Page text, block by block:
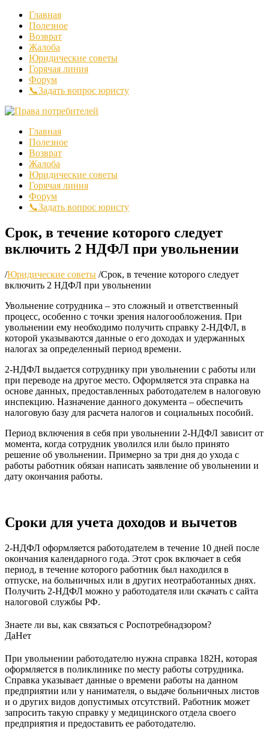
Главная
Полезное
Возврат
Жалоба
Юридические советы
Горячая линия
Форум
📞Задать вопрос юристу
Главная
Полезное
Возврат
Жалоба
Юридические советы
Горячая линия
Форум
📞Задать вопрос юристу
Срок, в течение которого следует
включить 2 НДФЛ при увольнении
/Юридические советы /Срок, в течение которого следует
включить 2 НДФЛ при увольнении
Увольнение сотрудника – это сложный и ответственный
процесс, особенно с точки зрения налогообложения. При
увольнении ему необходимо получить справку 2-НДФЛ, в
которой указываются данные о его доходах и удержанных
налогах за определенный период времени.
2-НДФЛ выдается сотруднику при увольнении с работы или
при переводе на другое место. Оформляется эта справка на
основе данных, предоставленных работодателем в налоговую
инспекцию. Назначение данного документа – обеспечить
налоговую базу для расчета налогов и социальных пособий.
Период включения в себя при увольнении 2-НДФЛ зависит от
момента, когда сотрудник уволился или было принято
решение об увольнении. Примерно за три дня до ухода с
работы работник обязан написать заявление об увольнении и
дату окончания работы.
Сроки для учета доходов и вычетов
2-НДФЛ оформляется работодателем в течение 10 дней после
окончания календарного года. Этот срок включает в себя
период, в течение которого работник был находился в
отпуске, на больничных или в других неотработанных днях.
Получить 2-НДФЛ можно у работодателя или скачать с сайта
налоговой службы РФ.
Знаете ли вы, как связаться с Роспотребнадзором?
ДаНет
При увольнении работодателю нужна справка 182Н, которая
оформляется в поликлинике по месту работы сотрудника.
Справка указывает данные о времени работы на данном
предприятии или у нанимателя, о выдаче больничных листов
и о других видов допустимых отсутствий. Работник может
запросить такую справку у медицинского отдела своего
предприятия и предоставить ее работодателю.